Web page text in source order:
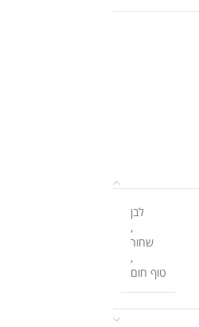
לבן
,
שחור
,
טוף חום